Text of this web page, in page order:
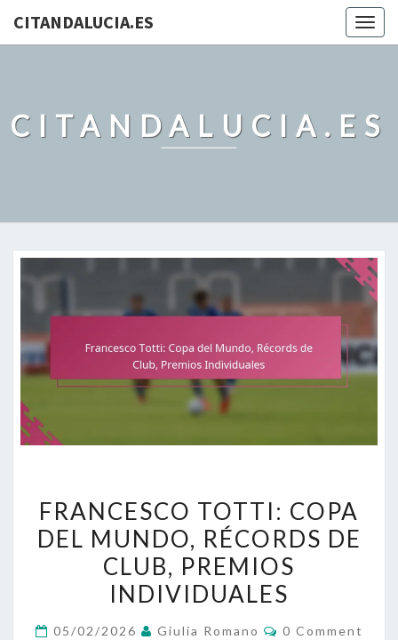
CITANDALUCIA.ES
CITANDALUCIA.ES
TOTTI:
COPA
DEL
MUNDO,
DE
FRANCESCO TOTTI: COPA
DEL MUNDO, RÉCORDS DE
CLUB, PREMIOS
INDIVIDUALES
05/02/2026 Giulia Romano Comments
0 Comment